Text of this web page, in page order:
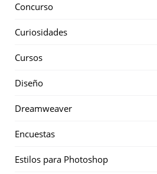
Concurso
Curiosidades
Cursos
Diseño
Dreamweaver
Encuestas
Estilos para Photoshop